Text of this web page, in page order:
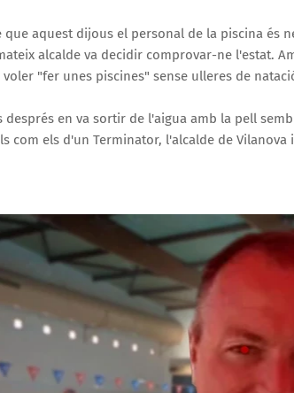
que aquest dijous el personal de la piscina és
alcalde va decidir comprovar-ne l'estat.
voler "fer unes piscines" sense ulleres de
després en va sortir de l'aigua amb la pell
com els d'un Terminator, l'alcalde de